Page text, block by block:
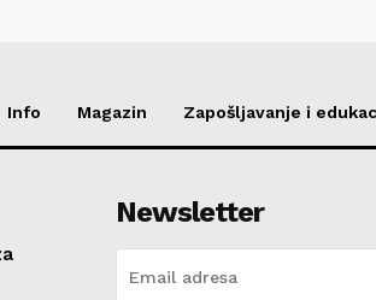
Info Magazin Zapošljavanje i
Newsletter